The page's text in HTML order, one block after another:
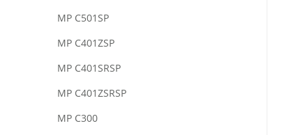
MP C501SP
MP C401ZSP
MP C401SRSP
MP C401ZSRSP
MP C300